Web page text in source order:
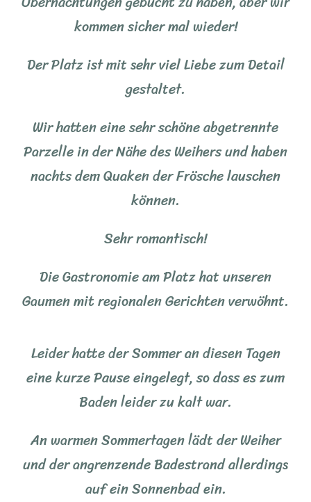
kommen sicher mal wieder!
Der Platz ist mit sehr viel Liebe zum Detail
gestaltet.
Wir hatten eine sehr schöne abgetrennte
Parzelle in der Nähe des Weihers und haben
nachts dem Quaken der Frösche lauschen
können.
Sehr romantisch!
Die Gastronomie am Platz hat unseren
Gaumen mit regionalen Gerichten verwöhnt.
Leider hatte der Sommer an diesen Tagen
eine kurze Pause eingelegt, so dass es zum
Baden leider zu kalt war.
An warmen Sommertagen lädt der Weiher
und der angrenzende Badestrand allerdings
auf ein Sonnenbad ein.